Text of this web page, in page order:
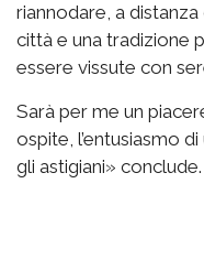
riannodare, a distanza
città e una tradizione
essere vissute con
Sarà per me un
ospite, l’entusiasmo
gli astigiani» conclude.